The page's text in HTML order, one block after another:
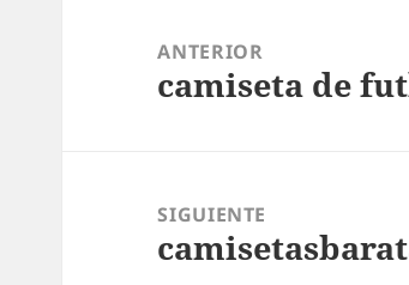
entradas
ANTERIOR
Entrada
camiseta de
SIGUIENTE
Entrada